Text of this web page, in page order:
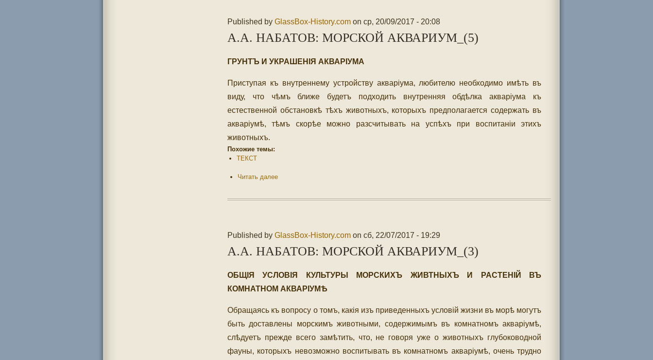
Published by GlassBox-History.com on ср, 20/09/2017 - 20:08
А.А. НАБАТОВ: МОРСКОЙ АКВАРИУМ_(5)
ГРУНТЪ И УКРАШЕНIЯ АКВАРIУМА
Приступая къ внутреннему устройству акваріума, любителю необходимо имѣть въ
виду, что чѣмъ ближе будетъ подходить внутренняя обдѣлка акваріума къ
естественной обстановкѣ тѣхъ животныхъ, которыхъ предполагается содержать въ
акваріумѣ, тѣмъ скорѣе можно разсчитывать на успѣхъ при воспитаніи этихъ
животныхъ.
Похожие темы:
ТЕКСТ
Читать далее
Published by GlassBox-History.com on сб, 22/07/2017 - 19:29
А.А. НАБАТОВ: МОРСКОЙ АКВАРИУМ_(3)
ОБЩIЯ УСЛОВIЯ КУЛЬТУРЫ МОРСКИХЪ ЖИВТНЫХЪ И РАСТЕНIЙ ВЪ
КОМНАТНОМ АКВАРIУМѢ
Обращаясь къ вопросу о томъ, какія изъ приведенныхъ условій жизни въ морѣ могутъ
быть доставлены морскимъ животными, содержимымъ въ комнатномъ акваріумѣ,
слѣдуетъ прежде всего замѣтить, что, не говоря уже о животныхъ глубоководной
фауны, которыхъ невозможно воспитывать въ комнатномъ акваріумѣ, очень трудно